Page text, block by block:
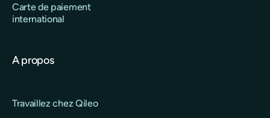
Carte de paiement
international
A propos
Travaillez chez Qileo